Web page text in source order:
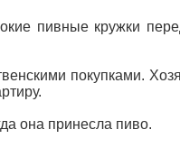
пивные кружки
покупками.
она принесла пиво.